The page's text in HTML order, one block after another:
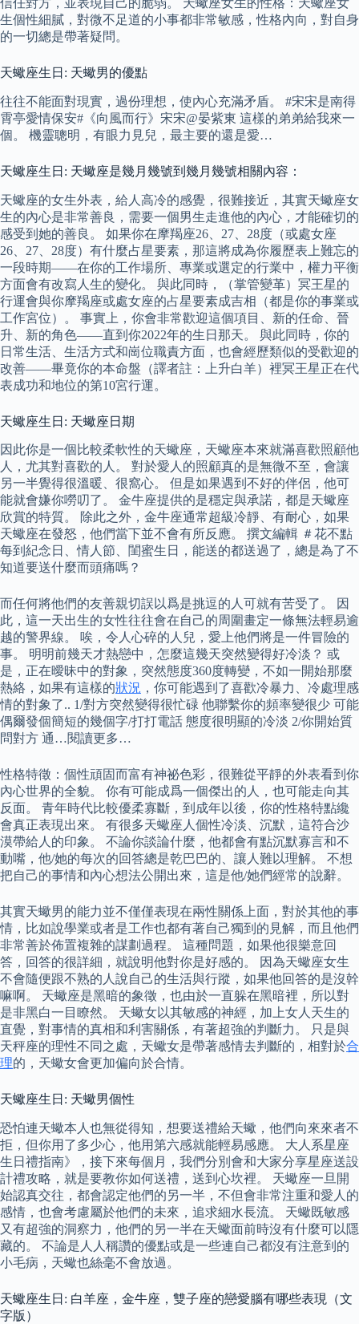
信任對方，並表現自己的脆弱。 天蠍座女生的性格：天蠍座女
生個性細膩，對微不足道的小事都非常敏感，性格內向，對自身
的一切總是帶著疑問。
天蠍座生日: 天蠍男的優點
往往不能面對現實，過份理想，使內心充滿矛盾。 #宋宋是南得
霄亭愛情保安#《向風而行》宋宋@晏紫東 這樣的弟弟給我來一
個。 機靈聰明，有眼力見兒，最主要的還是愛…
天蠍座生日: 天蠍座是幾月幾號到幾月幾號相關內容：
天蠍座的女生外表，給人高冷的感覺，很難接近，其實天蠍座女
生的內心是非常善良，需要一個男生走進他的內心，才能確切的
感受到她的善良。 如果你在摩羯座26、27、28度（或處女座
26、27、28度）有什麼占星要素，那這將成為你履歷表上難忘的
一段時期——在你的工作場所、專業或選定的行業中，權力平衡
方面會有改寫人生的變化。 與此同時，（掌管變革）冥王星的
行運會與你摩羯座或處女座的占星要素成吉相（都是你的事業或
工作宮位）。 事實上，你會非常歡迎這個項目、新的任命、晉
升、新的角色——直到你2022年的生日那天。 與此同時，你的
日常生活、生活方式和崗位職責方面，也會經歷類似的受歡迎的
改善——畢竟你的本命盤（譯者註：上升白羊）裡冥王星正在代
表成功和地位的第10宮行運。
天蠍座生日: 天蠍座日期
因此你是一個比較柔軟性的天蠍座，天蠍座本來就滿喜歡照顧他
人，尤其對喜歡的人。 對於愛人的照顧真的是無微不至，會讓
另一半覺得很溫暖、很窩心。 但是如果遇到不好的伴侶，他可
能就會嫌你嘮叨了。 金牛座提供的是穩定與承諾，都是天蠍座
欣賞的特質。 除此之外，金牛座通常超級冷靜、有耐心，如果
天蠍座在發怒，他們當下並不會有所反應。 撰文編輯 ＃花不點
每到紀念日、情人節、閨蜜生日，能送的都送過了，總是為了不
知道要送什麼而頭痛嗎？
而任何將他們的友善親切誤以爲是挑逗的人可就有苦受了。 因
此，這一天出生的女性往往會在自己的周圍畫定一條無法輕易逾
越的警界線。 唉，令人心碎的人兒，愛上他們將是一件冒險的
事。 明明前幾天才熱戀中，怎麼這幾天突然變得好冷淡？ 或
是，正在曖昧中的對象，突然態度360度轉變，不如一開始那麼
熱絡，如果有這樣的狀況 ，你可能遇到了喜歡冷暴力、冷處理感
情的對象了.. 1/對方突然變得很忙碌 他聯繫你的頻率變很少 可能
偶爾發個簡短的幾個字/打打電話 態度很明顯的冷淡 2/你開始質
問對方 通…閱讀更多…
性格特徵：個性頑固而富有神祕色彩，很難從平靜的外表看到你
內心世界的全貌。 你有可能成爲一個傑出的人，也可能走向其
反面。 青年時代比較優柔寡斷，到成年以後，你的性格特點纔
會真正表現出來。 有很多天蠍座人個性冷淡、沉默，這符合沙
漠帶給人的印象。 不論你談論什麼，他都會有點沉默寡言和不
動嘴，他/她的每次的回答總是乾巴巴的、讓人難以理解。 不想
把自己的事情和內心想法公開出來，這是他/她們經常的說辭。
其實天蠍男的能力並不僅僅表現在兩性關係上面，對於其他的事
情，比如說學業或者是工作也都有著自己獨到的見解，而且他們
非常善於佈置複雜的謀劃過程。 這種問題，如果他很樂意回
答，回答的很詳細，就說明他對你是好感的。 因為天蠍座女生
不會隨便跟不熟的人說自己的生活與行蹤，如果他回答的是沒幹
嘛啊。 天蠍座是黑暗的象徵，也由於一直躲在黑暗裡，所以對
是非黑白一目瞭然。 天蠍女以其敏感的神經，加上女人天生的
直覺，對事情的真相和利害關係，有著超強的判斷力。 只是與
天秤座的理性不同之處，天蠍女是帶著感情去判斷的，相對於合
理的，天蠍女會更加偏向於合情。
天蠍座生日: 天蠍男個性
恐怕連天蠍本人也無從得知，想要送禮給天蠍，他們向來來者不
拒，但你用了多少心，他用第六感就能輕易感應。 大人系星座
生日禮指南》，接下來每個月，我們分別會和大家分享星座送設
計禮攻略，就是要教你如何送禮，送到心坎裡。 天蠍座一旦開
始認真交往，都會認定他們的另一半，不但會非常注重和愛人的
感情，也會考慮屬於他們的未來，追求細水長流。 天蠍既敏感
又有超強的洞察力，他們的另一半在天蠍面前時沒有什麼可以隱
藏的。 不論是人人稱讚的優點或是一些連自己都沒有注意到的
小毛病，天蠍也絲毫不會放過。
天蠍座生日: 白羊座，金牛座，雙子座的戀愛腦有哪些表現（文
字版）